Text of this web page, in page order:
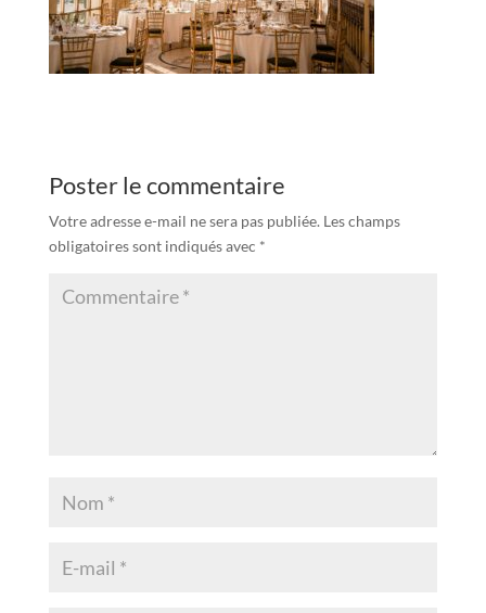
Poster le commentaire
Votre adresse e-mail ne sera pas publiée. Les champs
obligatoires sont indiqués avec *